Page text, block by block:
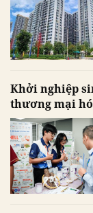
Khởi nghiệp
thương mại